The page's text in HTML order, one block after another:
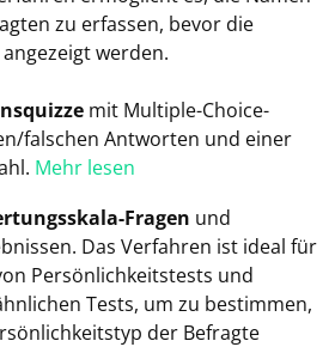
zu erfassen, bevor die
werden.
mit Multiple-Choice-
falschen Antworten und einer
Mehr lesen
Fragen und
Das Verfahren ist ideal für
Persönlichkeitstests und
Tests, um zu bestimmen,
der Befragte